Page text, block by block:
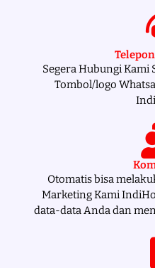
Segera Hubungi
Tombol/logo
Otomatis bisa
Marketing Kami
data-data Anda dan